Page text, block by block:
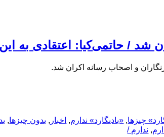
شد / حاتمی‌کیا: اعتقادی به
و اصحاب رسانه اکران شد.
چیزها, «بادیگارد» ندارم, اخبار , بدون چیزها,
, ندارم /